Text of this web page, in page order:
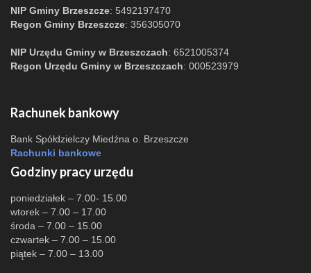
NIP Gminy Brzeszcze: 5492197470
Regon Gminy Brzeszcze: 356305070
NIP Urzędu Gminy w Brzeszczach: 6521005374
Regon Urzędu Gminy w Brzeszczach: 000523979
Rachunek bankowy
Bank Spółdzielczy Miedźna o. Brzeszcze
Rachunki bankowe
Godziny pracy urzędu
poniedziałek – 7.00- 15.00
wtorek – 7.00 – 17.00
środa – 7.00 – 15.00
czwartek – 7.00 – 15.00
piątek – 7.00 – 13.00